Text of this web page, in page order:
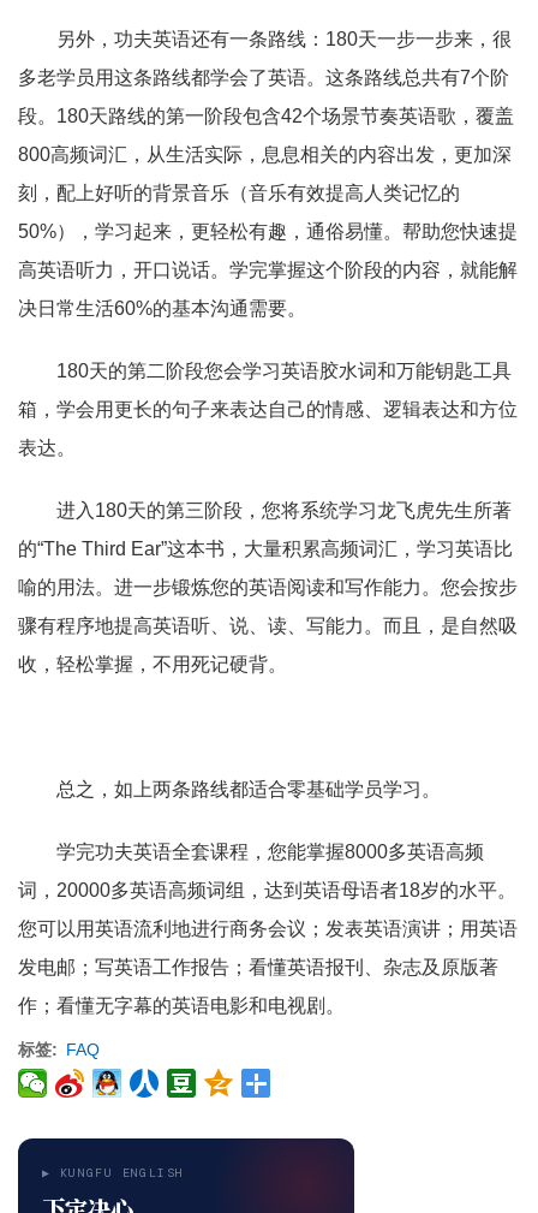
另外，功夫英语还有一条路线：180天一步一步来，很
多老学员用这条路线都学会了英语。这条路线总共有7个阶
段。180天路线的第一阶段包含42个场景节奏英语歌，覆盖
800高频词汇，从生活实际，息息相关的内容出发，更加深
刻，配上好听的背景音乐（音乐有效提高人类记忆的
50%），学习起来，更轻松有趣，通俗易懂。帮助您快速提
高英语听力，开口说话。学完掌握这个阶段的内容，就能解
决日常生活60%的基本沟通需要。
180天的第二阶段您会学习英语胶水词和万能钥匙工具
箱，学会用更长的句子来表达自己的情感、逻辑表达和方位
表达。
进入180天的第三阶段，您将系统学习龙飞虎先生所著
的“The Third Ear”这本书，大量积累高频词汇，学习英语比
喻的用法。进一步锻炼您的英语阅读和写作能力。您会按步
骤有程序地提高英语听、说、读、写能力。而且，是自然吸
收，轻松掌握，不用死记硬背。
总之，如上两条路线都适合零基础学员学习。
学完功夫英语全套课程，您能掌握8000多英语高频
词，20000多英语高频词组，达到英语母语者18岁的水平。
您可以用英语流利地进行商务会议；发表英语演讲；用英语
发电邮；写英语工作报告；看懂英语报刊、杂志及原版著
作；看懂无字幕的英语电影和电视剧。
标签 FAQ
▶ KUNGFU ENGLISH